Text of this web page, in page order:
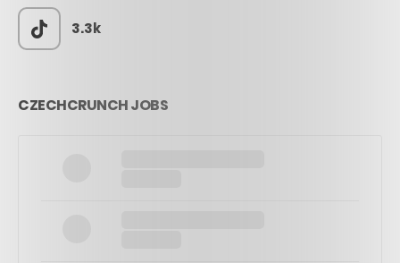
3.3k
CZECHCRUNCH JOBS